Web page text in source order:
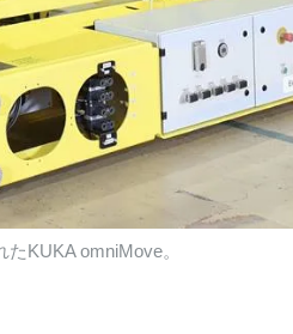
KUKA omniMove。